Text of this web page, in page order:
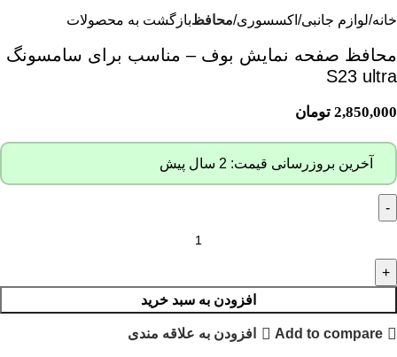
خانه لوازم جانبی اکسسوری محافظبازگشت به محصولات
محافظ صفحه نمایش بوف – مناسب برای سامسونگ
S23 ultra
2,850,000 تومان
آخرین بروزرسانی قیمت: 2 سال پیش
افزودن به سبد خرید
Add to compare افزودن به علاقه مندی